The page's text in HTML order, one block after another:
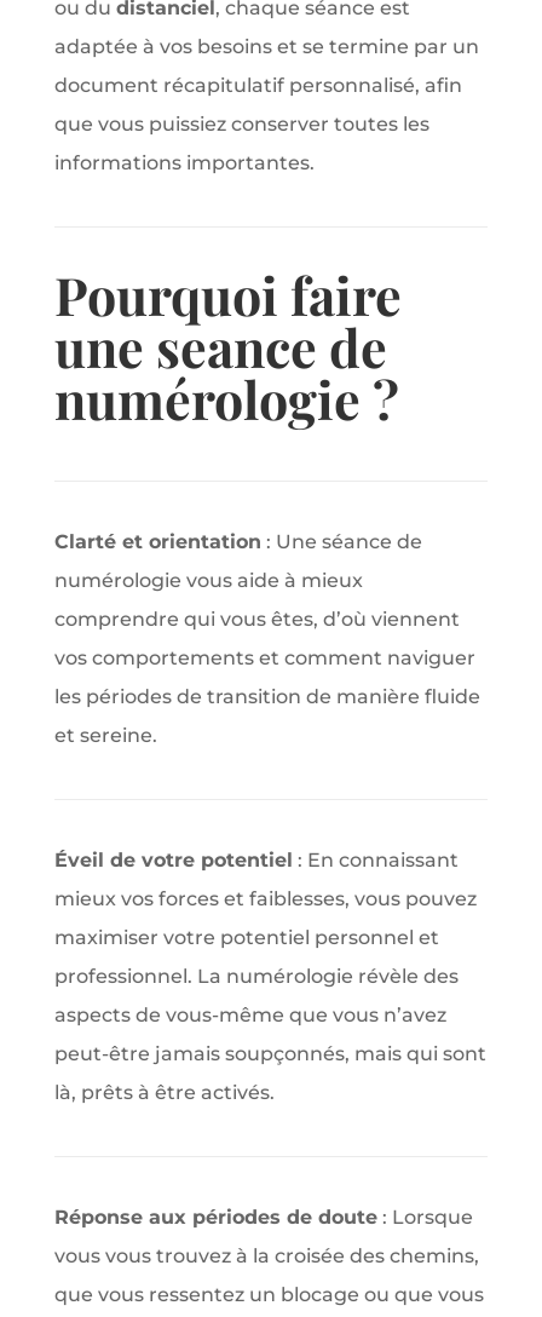
ou du distanciel, chaque séance est
adaptée à vos besoins et se termine par un
document récapitulatif personnalisé, afin
que vous puissiez conserver toutes les
informations importantes.
Pourquoi faire
une seance de
numérologie ?
Clarté et orientation : Une séance de
numérologie vous aide à mieux
comprendre qui vous êtes, d’où viennent
vos comportements et comment naviguer
les périodes de transition de manière fluide
et sereine.
Éveil de votre potentiel : En connaissant
mieux vos forces et faiblesses, vous pouvez
maximiser votre potentiel personnel et
professionnel. La numérologie révèle des
aspects de vous-même que vous n’avez
peut-être jamais soupçonnés, mais qui sont
là, prêts à être activés.
Réponse aux périodes de doute: Lorsque
vous vous trouvez à la croisée des chemins,
que vous ressentez un blocage ou que vous